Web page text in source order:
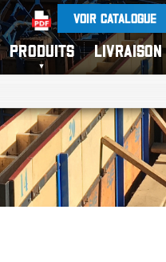
VOIR CATALOGUE
PRODUITS LIVRAISON